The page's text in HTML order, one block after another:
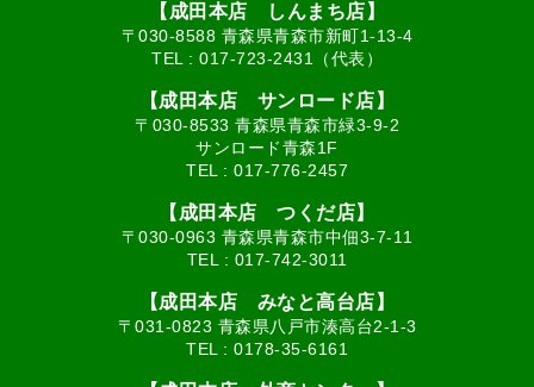
【成田本店 しんまち店】
〒030-8588 青森県青森市新町1-13-4
TEL : 017-723-2431（代表）
【成田本店 サンロード店】
〒030-8533 青森県青森市緑3-9-2
サンロード青森1F
TEL : 017-776-2457
【成田本店 つくだ店】
〒030-0963 青森県青森市中佃3-7-11
TEL : 017-742-3011
【成田本店 みなと高台店】
〒031-0823 青森県八戸市湊高台2-1-3
TEL : 0178-35-6161